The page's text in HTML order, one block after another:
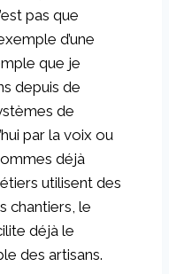
pas que
d’une
que je
depuis de
de
par la voix ou
déjà
utilisent des
chantiers, le
déjà le
des artisans.